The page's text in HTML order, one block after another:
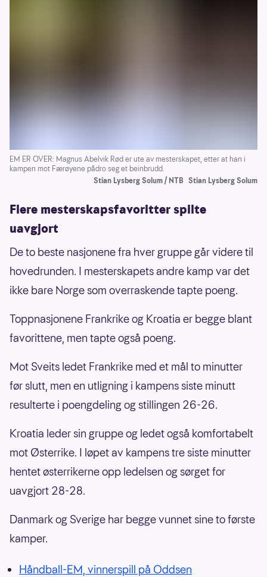
EM ER OVER: Magnus Abelvik Rød er ute av mesterskapet, etter at han i
kampen mot Færøyene pådro seg et beinbrudd.
Stian Lysberg Solum / NTB Stian Lysberg Solum
Flere mesterskapsfavoritter spilte
uavgjort
De to beste nasjonene fra hver gruppe går videre til
hovedrunden. I mesterskapets andre kamp var det
ikke bare Norge som overraskende tapte poeng.
Toppnasjonene Frankrike og Kroatia er begge blant
favorittene, men tapte også poeng.
Mot Sveits ledet Frankrike med et mål to minutter
før slutt, men en utligning i kampens siste minutt
resulterte i poengdeling og stillingen 26-26.
Kroatia leder sin gruppe og ledet også komfortabelt
mot Østerrike. I løpet av kampens tre siste minutter
hentet østerrikerne opp ledelsen og sørget for
uavgjort 28-28.
Danmark og Sverige har begge vunnet sine to første
kamper.
Håndball-EM, vinnerspill på Oddsen